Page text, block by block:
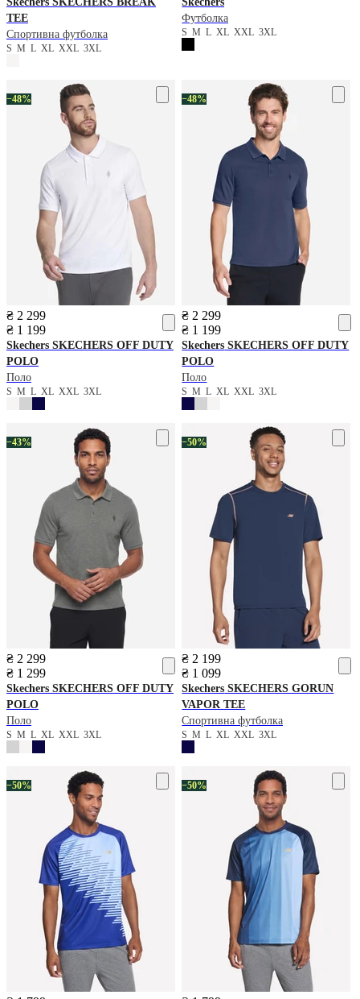
TEE
Спортивна футболка
S M L XL XXL 3XL
Футболка
SMLXLXXL3XL
−48%
₴ 2 299
₴ 1 199
Skechers SKECHERS OFF DUTY
POLO
Поло
S M L XL XXL 3XL
−48%
₴ 2 299
₴ 1 199
Skechers SKECHERS OFF DUTY
POLO
Поло
SMLXLXXL3XL
−43%
₴ 2 299
₴ 1 299
Skechers SKECHERS OFF DUTY
POLO
Поло
S M L XL XXL 3XL
−50%
₴ 2 199
₴ 1 099
Skechers SKECHERS GORUN
VAPOR TEE
Спортивна футболка
SMLXLXXL3XL
−50% −50%